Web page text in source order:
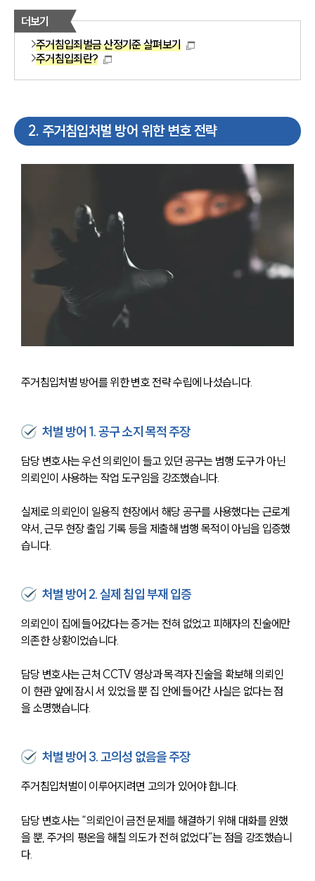
더보기
주거침입죄벌금 산정기준 살펴보기
주거침입죄란?
2. 주거침입처벌 방어 위한 변호 전략
주거침입처벌 방어를 위한 변호 전략 수립에 나섰습니다.
처벌 방어 1. 공구 소지 목적 주장
담당 변호사는 우선 의뢰인이 들고 있던 공구는 범행 도구가 아닌
의뢰인이 사용하는 작업 도구임을 강조했습니다.
실제로 의뢰인이 일용직 현장에서 해당 공구를 사용했다는 근로계
약서, 근무 현장 출입 기록 등을 제출해 범행 목적이 아님을 입증했
습니다.
처벌 방어 2. 실제 침입 부재 입증
의뢰인이 집에 들어갔다는 증거는 전혀 없었고 피해자의 진술에만
의존한 상황이었습니다.
담당 변호사는 근처 CCTV 영상과 목격자 진술을 확보해 의뢰인
이 현관 앞에 잠시 서 있었을 뿐 집 안에 들어간 사실은 없다는 점
을 소명했습니다.
처벌 방어 3. 고의성 없음을 주장
주거침입처벌이 이루어지려면 고의가 있어야 합니다.
담당 변호사는 “의뢰인이 금전 문제를 해결하기 위해 대화를 원했
을 뿐, 주거의 평온을 해칠 의도가 전혀 없었다”는 점을 강조했습니
다.